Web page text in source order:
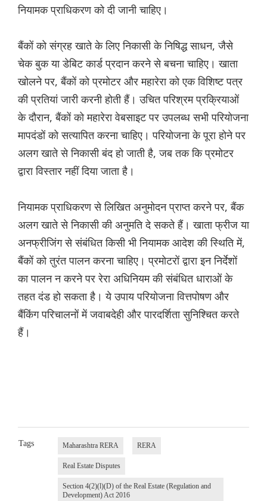
नियामक प्राधिकरण को दी जानी चाहिए।
बैंकों को संग्रह खाते के लिए निकासी के निषिद्ध साधन, जैसे
चेक बुक या डेबिट कार्ड प्रदान करने से बचना चाहिए। खाता
खोलने पर, बैंकों को प्रमोटर और महारेरा को एक विशिष्ट पत्र
की प्रतियां जारी करनी होती हैं। उचित परिश्रम प्रक्रियाओं
के दौरान, बैंकों को महारेरा वेबसाइट पर उपलब्ध सभी परियोजना
मापदंडों को सत्यापित करना चाहिए। परियोजना के पूरा होने पर
अलग खाते से निकासी बंद हो जाती है, जब तक कि प्रमोटर
द्वारा विस्तार नहीं दिया जाता है।
नियामक प्राधिकरण से लिखित अनुमोदन प्राप्त करने पर, बैंक
अलग खाते से निकासी की अनुमति दे सकते हैं। खाता फ्रीज या
अनफ्रीजिंग से संबंधित किसी भी नियामक आदेश की स्थिति में,
बैंकों को तुरंत पालन करना चाहिए। प्रमोटरों द्वारा इन निर्देशों
का पालन न करने पर रेरा अधिनियम की संबंधित धाराओं के
तहत दंड हो सकता है। ये उपाय परियोजना वित्तपोषण और
बैंकिंग परिचालनों में जवाबदेही और पारदर्शिता सुनिश्चित करते
हैं।
Tags Maharashtra RERA RERA
Real Estate Disputes
Section 4(2)(l)(D) of the Real Estate (Regulation and
Development) Act 2016